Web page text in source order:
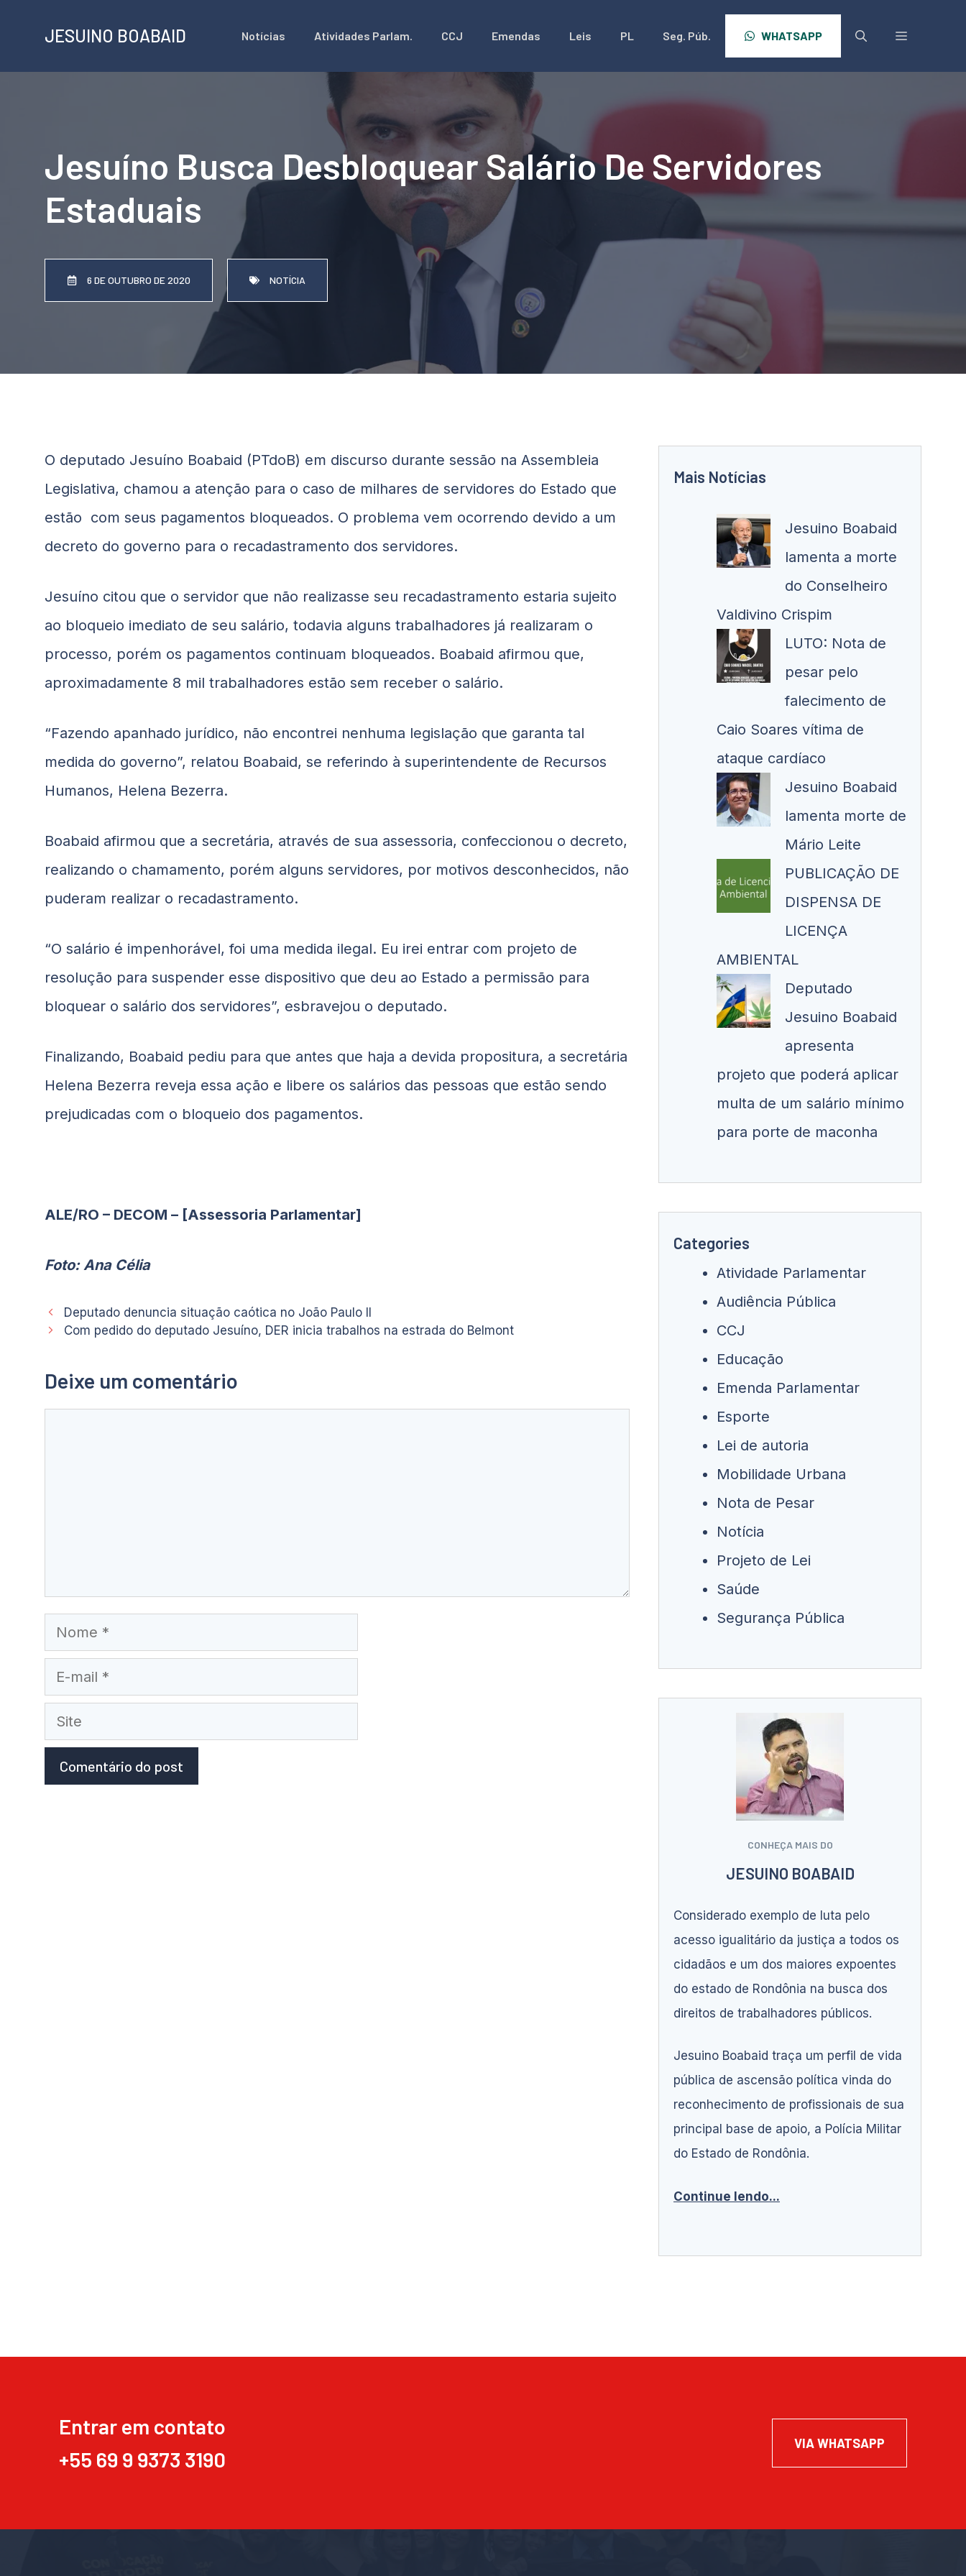
o
JESUINO BOABAID Notícias Atividades Parlam. CCJ Emendas Leis PL Seg. Púb. WHATSAPP
Jesuíno Busca Desbloquear Salário De Servidores
Estaduais
6 DE OUTUBRO DE 2020 NOTÍCIA
O deputado Jesuíno Boabaid (PTdoB) em discurso durante sessão na Assembleia
Legislativa, chamou a atenção para o caso de milhares de servidores do Estado que
estão com seus pagamentos bloqueados. O problema vem ocorrendo devido a um
decreto do governo para o recadastramento dos servidores.
Jesuíno citou que o servidor que não realizasse seu recadastramento estaria sujeito
ao bloqueio imediato de seu salário, todavia alguns trabalhadores já realizaram o
processo, porém os pagamentos continuam bloqueados. Boabaid afirmou que,
aproximadamente 8 mil trabalhadores estão sem receber o salário.
“Fazendo apanhado jurídico, não encontrei nenhuma legislação que garanta tal
medida do governo”, relatou Boabaid, se referindo à superintendente de Recursos
Humanos, Helena Bezerra.
Boabaid afirmou que a secretária, através de sua assessoria, confeccionou o decreto,
realizando o chamamento, porém alguns servidores, por motivos desconhecidos, não
puderam realizar o recadastramento.
“O salário é impenhorável, foi uma medida ilegal. Eu irei entrar com projeto de
resolução para suspender esse dispositivo que deu ao Estado a permissão para
bloquear o salário dos servidores”, esbravejou o deputado.
Finalizando, Boabaid pediu para que antes que haja a devida propositura, a secretária
Helena Bezerra reveja essa ação e libere os salários das pessoas que estão sendo
prejudicadas com o bloqueio dos pagamentos.
ALE/RO – DECOM – [Assessoria Parlamentar]
Foto: Ana Célia
Deputado denuncia situação caótica no João Paulo II
Com pedido do deputado Jesuíno, DER inicia trabalhos na estrada do Belmont
Deixe um comentário
Nome
E-
mail
Site
Mais Notícias
Jesuino Boabaid
lamenta a morte
do Conselheiro
Valdivino Crispim
LUTO: Nota de
pesar pelo
falecimento de
Caio Soares vítima de
ataque cardíaco
Jesuino Boabaid
lamenta morte de
Mário Leite
PUBLICAÇÃO DE
DISPENSA DE
LICENÇA
AMBIENTAL
Deputado
Jesuino Boabaid
apresenta
projeto que poderá aplicar
multa de um salário mínimo
para porte de maconha
Categories
Atividade Parlamentar
Audiência Pública
CCJ
Educação
Emenda Parlamentar
Esporte
Lei de autoria
Mobilidade Urbana
Nota de Pesar
Notícia
Projeto de Lei
Saúde
Segurança Pública
CONHEÇA MAIS DO
JESUINO BOABAID
Considerado exemplo de luta pelo
acesso igualitário da justiça a todos os
cidadãos e um dos maiores expoentes
do estado de Rondônia na busca dos
direitos de trabalhadores públicos.
Jesuino Boabaid traça um perfil de vida
pública de ascensão política vinda do
reconhecimento de profissionais de sua
principal base de apoio, a Polícia Militar
do Estado de Rondônia.
Continue lendo...
Entrar em contato
+55 69 9 9373 3190
VIA WHATSAPP